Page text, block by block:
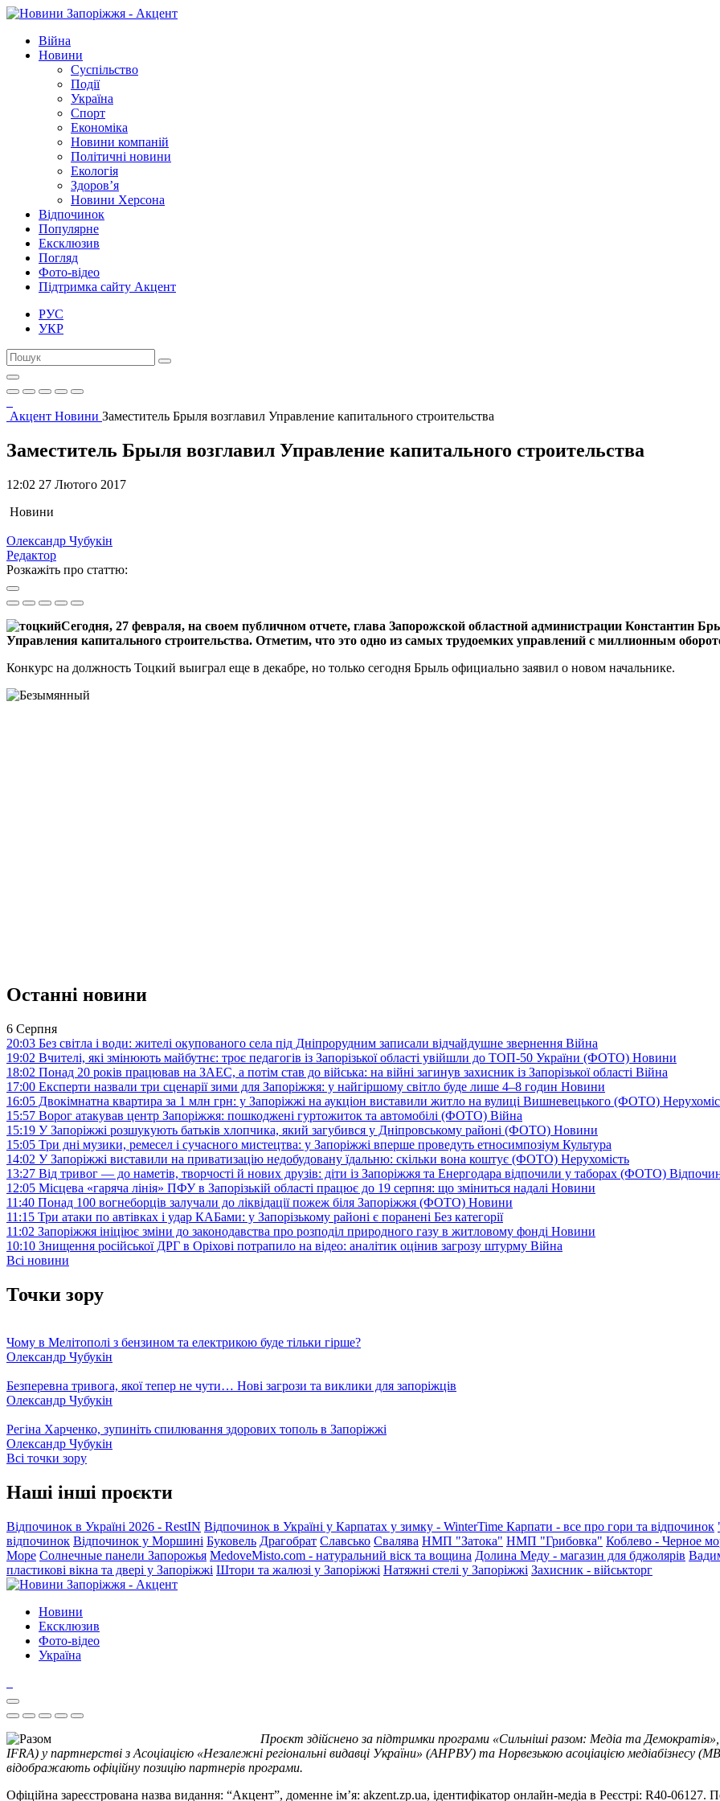
Війна
Новини
Суспільство
Події
Україна
Спорт
Економіка
Новини компаній
Політичні новини
Екологія
Здоров’я
Новини Херсона
Відпочинок
Популярне
Ексклюзив
Погляд
Фото-відео
Підтримка сайту Акцент
РУС
УКР
Акцент Новини Заместитель Брыля возглавил Управление капитального строительства
Заместитель Брыля возглавил Управление капитального строительства
12:02 27 Лютого 2017
Новини
Олександр Чубукін
Редактор
Розкажіть про статтю:
Сегодня, 27 февраля, на своем публичном отчете, глава Запорожской областной администрации Константин
Управления капитального строительства. Отметим, что это одно из самых трудоемких управлений с миллионным
Конкурс на должность Тоцкий выиграл еще в декабре, но только сегодня Брыль официально заявил о новом начальнике.
Останні новини
6 Серпня
20:03 Без світла і води: жителі окупованого села під Дніпрорудним записали відчайдушне звернення Війна
19:02 Вчителі, які змінюють майбутнє: троє педагогів із Запорізької області увійшли до ТОП-50 України (ФОТО) Новини
18:02 Понад 20 років працював на ЗАЕС, а потім став до війська: на війні загинув захисник із Запорізької області Війна
17:00 Експерти назвали три сценарії зими для Запоріжжя: у найгіршому світло буде лише 4–8 годин Новини
16:05 Двокімнатна квартира за 1 млн грн: у Запоріжжі на аукціон виставили житло на вулиці Вишневецького (ФОТО)
15:57 Ворог атакував центр Запоріжжя: пошкоджені гуртожиток та автомобілі (ФОТО) Війна
15:19 У Запоріжжі розшукують батьків хлопчика, який загубився у Дніпровському районі (ФОТО) Новини
15:05 Три дні музики, ремесел і сучасного мистецтва: у Запоріжжі вперше проведуть етносимпозіум Культура
14:02 У Запоріжжі виставили на приватизацію недобудовану їдальню: скільки вона коштує (ФОТО) Нерухомість
13:27 Від тривог — до наметів, творчості й нових друзів: діти із Запоріжжя та Енергодара відпочили у таборах (ФОТО)
12:05 Місцева «гаряча лінія» ПФУ в Запорізькій області працює до 19 серпня: що зміниться надалі Новини
11:40 Понад 100 вогнеборців залучали до ліквідації пожеж біля Запоріжжя (ФОТО) Новини
11:15 Три атаки по автівках і удар КАБами: у Запорізькому районі є поранені Без категорії
11:02 Запоріжжя ініціює зміни до законодавства про розподіл природного газу в житловому фонді Новини
10:10 Знищення російської ДРГ в Оріхові потрапило на відео: аналітик оцінив загрозу штурму Війна
Всі новини
Точки зору
Чому в Мелітополі з бензином та електрикою буде тільки гірше?
Олександр Чубукін
Безперевна тривога, якої тепер не чути… Нові загрози та виклики для запоріжців
Олександр Чубукін
Регіна Харченко, зупиніть спилювання здорових тополь в Запоріжжі
Олександр Чубукін
Всі точки зору
Наші інші проєкти
Відпочинок в Україні 2026 - RestIN Відпочинок в Україні у Карпатах у зимку - WinterTime Карпати - все про гори та відпочинок
відпочинок Відпочинок у Моршині Буковель Драгобрат Славсько Свалява НМП "Затока" НМП "Грибовка" Коблево - Черное
Море Солнечные панели Запорожья MedoveMisto.com - натуральний віск та вощина Долина Меду - магазин для бджолярів
пластикові вікна та двері у Запоріжжі Штори та жалюзі у Запоріжжі Натяжні стелі у Запоріжжі Захисник - військторг
Новини
Ексклюзив
Фото-відео
Україна
Проєкт здійснено за підтримки програми «Сильніші разом: Медіа та
IFRA) у партнерстві з Асоціацією «Незалежні регіональні видавці України» (АНРВУ) та Норвезькою асоціацією медіабізнесу
відображають офіційну позицію партнерів програми.
Офіційна зареєстрована назва видання: “Акцент”, доменне ім’я: akzent.zp.ua, ідентифікатор онлайн-медіа в Реєстрі: R40-